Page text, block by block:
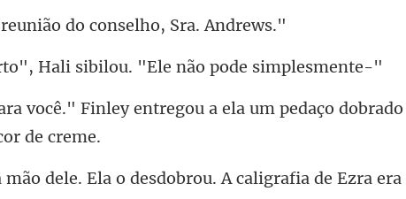
reunião do consel
Hali sibilou. "Ele nã
y entregou a ela um pedaço dobrado
o desdobrou. A caligrafia de Ezra